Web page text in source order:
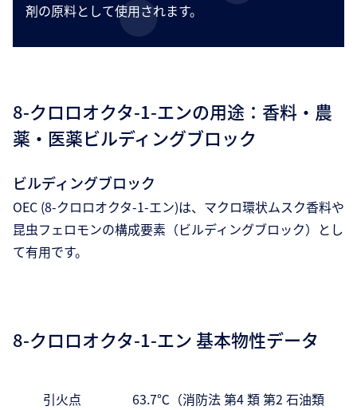
剤の原料として使用されます。
8-クロロオクタ-1-エンの用途：香料・農
薬・医薬ビルディングブロック
ビルディングブロック
OEC (8-クロロオクタ-1-エン)は、マクロ環状ムスク香料や
昆虫フェロモンの構成要素（ビルディングブロック）とし
て有用です。
8-クロロオクタ-1-エン 基本物性データ
引火点
63.7℃（消防法 第4 類 第2 石油類